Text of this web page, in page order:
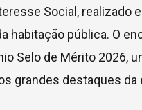
Social,
habitação pública. O
Selo de Mérito 2026,
grandes destaques da